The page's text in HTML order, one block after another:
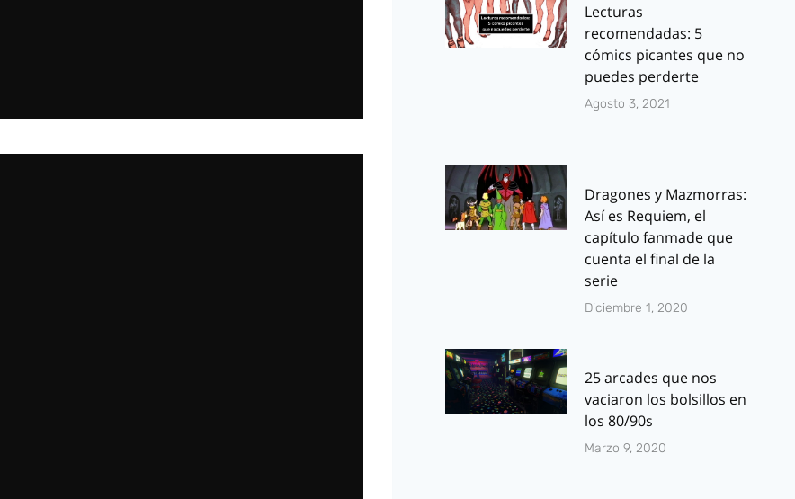
Lecturas
recomendadas: 5
cómics picantes que no
puedes perderte
Agosto 3, 2021
Dragones y Mazmorras:
Así es Requiem, el
capítulo fanmade que
cuenta el final de la
serie
Diciembre 1, 2020
25 arcades que nos
vaciaron los bolsillos en
los 80/90s
Marzo 9, 2020